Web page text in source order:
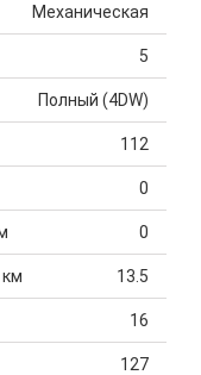
Механическая
5
Полный (4DW)
112
0
0
13.5
16
127